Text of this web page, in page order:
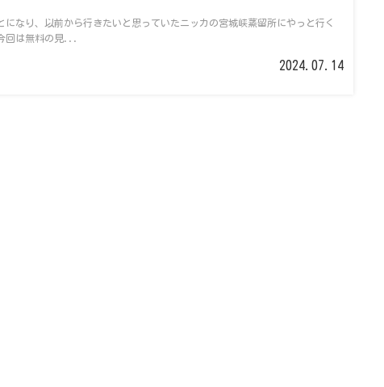
になり、以前から行きたいと思っていたニッカの宮城峡蒸留所にやっと行く
回は無料の見...
2024.07.14